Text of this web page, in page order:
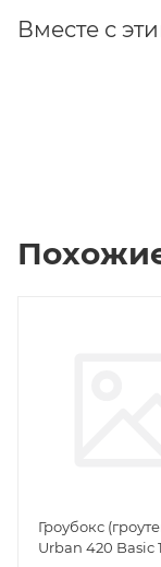
Вместе с
Гроубокс
Urban 420 Basic